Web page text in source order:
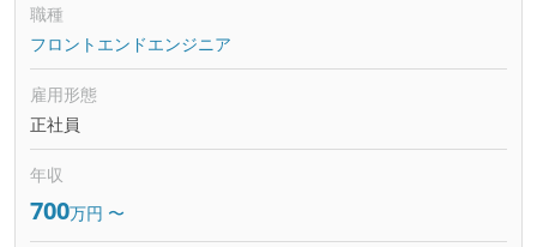
職種
フロントエンドエンジニア
雇用形態
正社員
年収
700万円 〜